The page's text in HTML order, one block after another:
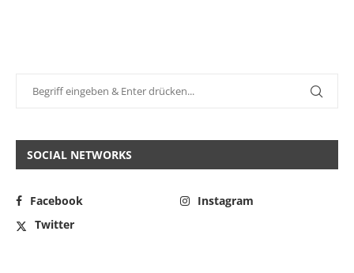
SOCIAL NETWORKS
Facebook
Instagram
Twitter